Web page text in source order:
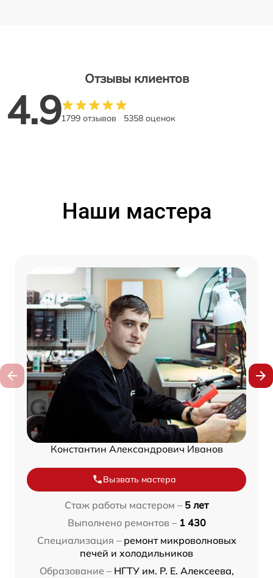
Отзывы клиентов
4.91799 отзывов 5358 оценок
Наши мастера
Константин Александрович Иванов
Вызвать мастера
Стаж работы мастером – 5 лет
Выполнено ремонтов – 1 430
Специализация – ремонт микроволновых
печей и холодильников
Образование – НГТУ им. Р. Е. Алексеева,